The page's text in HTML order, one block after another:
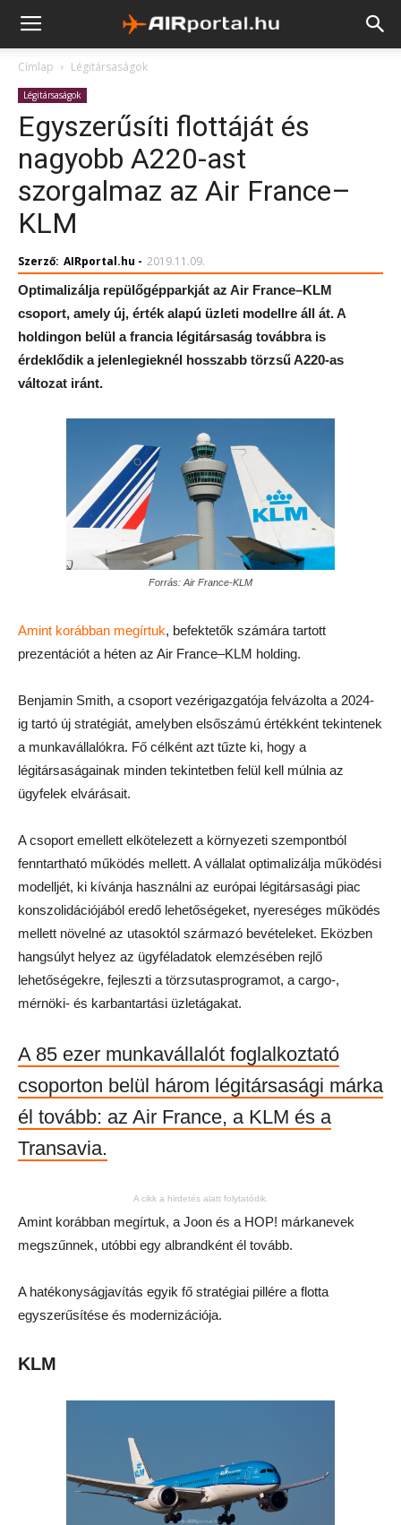
Címlap Légitársaságok
Légitársaságok
Egyszerűsíti flottáját és
nagyobb A220-ast
szorgalmaz az Air France–
KLM
Szerző: AIRportal.hu - 2019.11.09.
Optimalizálja repülőgépparkját az Air France–KLM
csoport, amely új, érték alapú üzleti modellre áll át. A
holdingon belül a francia légitársaság továbbra is
érdeklődik a jelenlegieknél hosszabb törzsű A220-as
változat iránt.
Forrás: Air France-KLM
Amint korábban megírtuk, befektetők számára tartott
prezentációt a héten az Air France–KLM holding.
Benjamin Smith, a csoport vezérigazgatója felvázolta a 2024-
ig tartó új stratégiát, amelyben elsőszámú értékként tekintenek
a munkavállalókra. Fő célként azt tűzte ki, hogy a
légitársaságainak minden tekintetben felül kell múlnia az
ügyfelek elvárásait.
A csoport emellett elkötelezett a környezeti szempontból
fenntartható működés mellett. A vállalat optimalizálja működési
modelljét, ki kívánja használni az európai légitársasági piac
konszolidációjából eredő lehetőségeket, nyereséges működés
mellett növelné az utasoktól származó bevételeket. Eközben
hangsúlyt helyez az ügyféladatok elemzésében rejlő
lehetőségekre, fejleszti a törzsutasprogramot, a cargo-,
mérnöki- és karbantartási üzletágakat.
A 85 ezer munkavállalót foglalkoztató
csoporton belül három légitársasági márka
él tovább: az Air France, a KLM és a
Transavia.
A cikk a hirdetés alatt folytatódik.
Amint korábban megírtuk, a Joon és a HOP! márkanevek
megszűnnek, utóbbi egy albrandként él tovább.
A hatékonyságjavítás egyik fő stratégiai pillére a flotta
egyszerűsítése és modernizációja.
KLM